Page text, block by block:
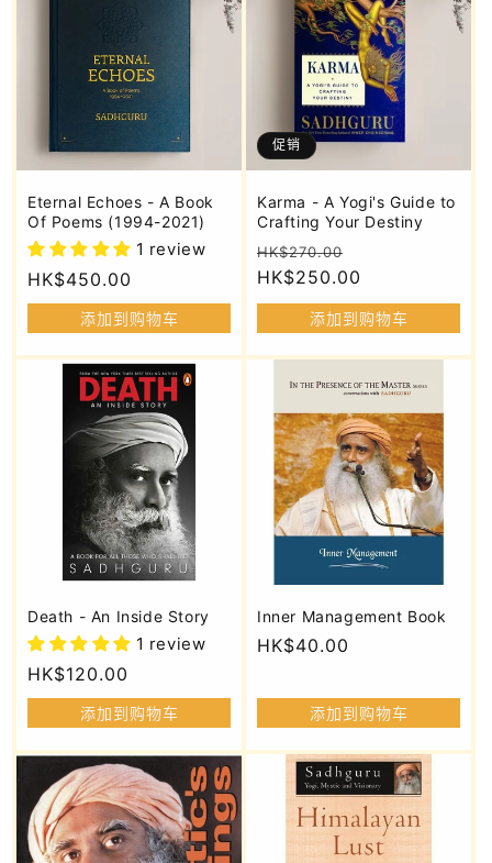
Eternal Echoes - A Book
Of Poems (1994-2021)
1 review
常
规
价
格
HK$450.00
添加到购物车
促销
Karma - A Yogi's Guide to
Crafting Your Destiny
常
规
价
格
HK$270.00
销
价
HK$250.00
添加到购物车
Death - An Inside Story
1 review
常
规
价
格
HK$120.00
添加到购物车
Inner Management Book
常
价
格
HK$40.00
添加到购物车